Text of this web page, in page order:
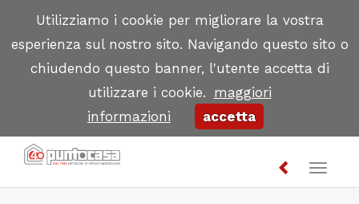
Utilizziamo i cookie per migliorare la vostra
esperienza sul nostro sito. Navigando questo sito o
chiudendo questo banner, l'utente accetta di
utilizzare i cookie. maggiori
informazioni
accetta
Toggle